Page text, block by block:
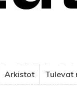
EUROOPAN
Arkistot Tulevat